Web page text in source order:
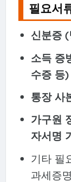
필요서
신분증
소득 증
수증 등)
통장 사
가구원
자서명
기타 필
과세증